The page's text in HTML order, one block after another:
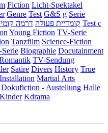
Fiction Licht-Spektakel
Genre Test G&S g Serie
קומדיית פעולה דרמה
Test c
Young Fiction TV-Serie
Tanzfilm Science-Fiction
Biographie Docutainment
TV-Sendung
Satire Divers History True
Martial Arts
Dokufiction -Austellung Halle
Kdrama